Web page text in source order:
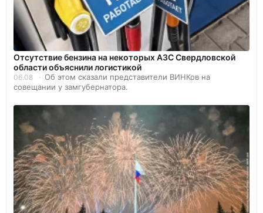
Отсутствие бензина на некоторых АЗС Свердловской
области объяснили логистикой
06.08
Об этом сказали представители ВИНКов на
совещании у замгубернатора.